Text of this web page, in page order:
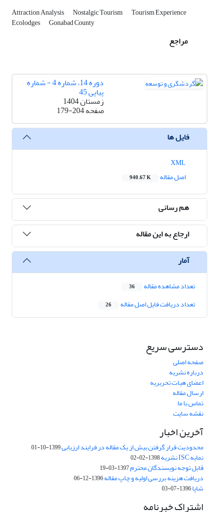
Attraction Analysis Nostalgic Tourism Tourism Experience
Ecolodges Gonabad County
مراجع
دوره 14، شماره 4 - شماره
پیاپی 45
زمستان 1404
صفحه179-204
فایل ها
اصل مقاله
940.67 K
هم رسانی
ارجاع به این مقاله
آمار
تعداد مشاهده مقاله 36
تعداد دریافت فایل اصل مقاله 26
دسترسی سریع
صفحه اصلی
درباره نشریه
اعضای هیات تحریریه
ارسال مقاله
تماس با ما
نقشه سایت
آخرین اخبار
محدودیت قرار گرفتن بیش از یک مقاله در فرایند ارزیابی1399-10-01
نمایه ISC نشریه 1398-02-02
قابل توجه نویسندگان محترم1397-03-19
دریافت هزینه بررسی اولیه و چاپ مقاله1396-12-06
شاپا1396-07-03
اشتراک خبرنامه